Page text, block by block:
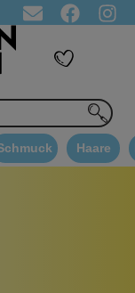
Bestellung
Haare